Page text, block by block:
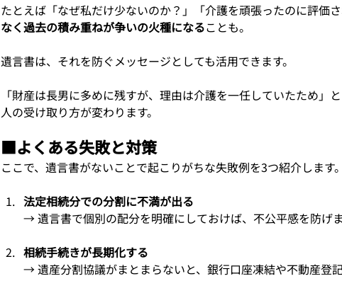
たとえば「なぜ私だけ少ないのか？」「介護を頑張ったのに評価さ
なく過去の積み重ねが争いの火種になることも。
遺言書は、それを防ぐメッセージとしても活用できます。
「財産は長男に多めに残すが、理由は介護を一任していたため」
人の受け取り方が変わります。
■よくある失敗と対策
ここで、遺言書がないことで起こりがちな失敗例を3つ紹介します。
法定相続分での分割に不満が出る
→ 遺言書で個別の配分を明確にしておけば、不公平感を防げま
相続手続きが長期化する
→ 遺産分割協議がまとまらないと、銀行口座凍結や不動産登記